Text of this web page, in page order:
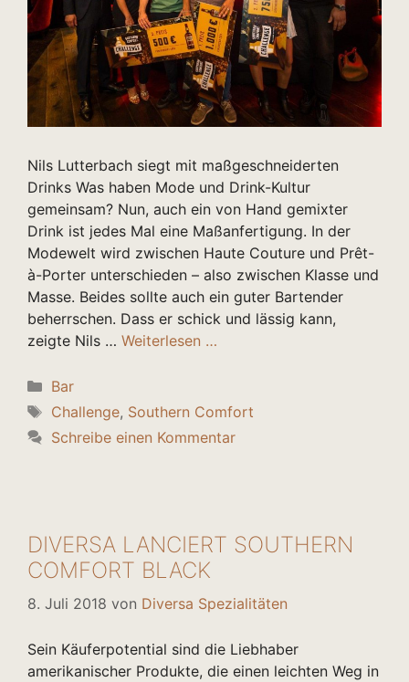
Nils Lutterbach siegt mit maßgeschneiderten
Drinks Was haben Mode und Drink-Kultur
gemeinsam? Nun, auch ein von Hand gemixter
Drink ist jedes Mal eine Maßanfertigung. In der
Modewelt wird zwischen Haute Couture und Prêt-
à-Porter unterschieden – also zwischen Klasse und
Masse. Beides sollte auch ein guter Bartender
beherrschen. Dass er schick und lässig kann,
zeigte Nils … Weiterlesen …
Kategorien
Bar
Schlagwörter
Challenge, Southern Comfort
Schreibe einen Kommentar
DIVERSA LANCIERT SOUTHERN
COMFORT BLACK
8. Juli 2018 von Diversa Spezialitäten
Sein Käuferpotential sind die Liebhaber
amerikanischer Produkte, die einen leichten Weg in